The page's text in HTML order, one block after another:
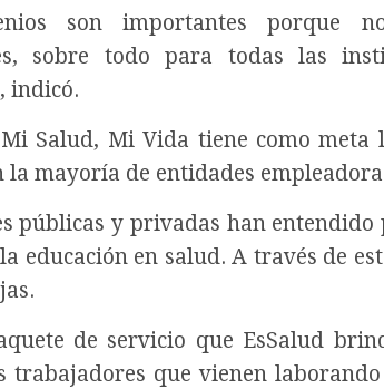
son importantes porque
sobre todo para todas las
indicó.
Salud, Mi Vida tiene como meta
la mayoría de entidades
públicas y privadas han
educación en salud. A través de
de servicio que EsSalud
trabajadores que vienen